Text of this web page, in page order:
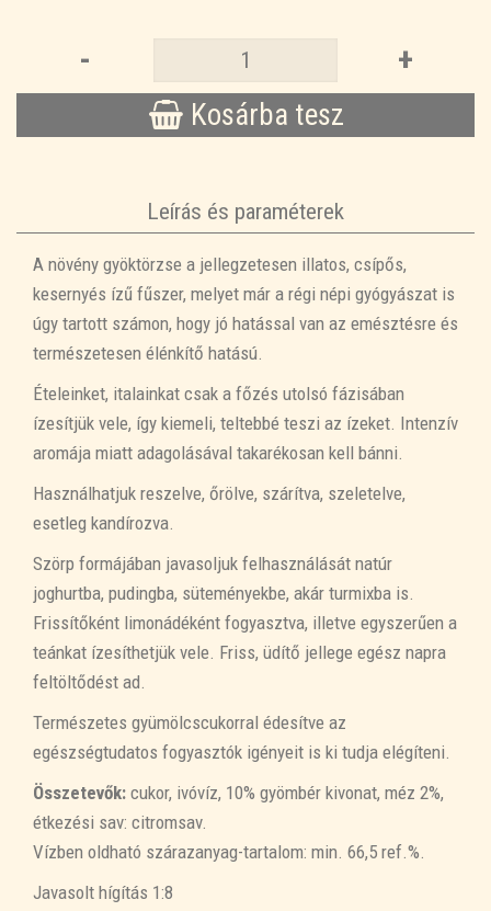
- +
Kosárba tesz
Leírás és paraméterek
A növény gyöktörzse a jellegzetesen illatos, csípős,
kesernyés ízű fűszer, melyet már a régi népi gyógyászat is
úgy tartott számon, hogy jó hatással van az emésztésre és
természetesen élénkítő hatású.
Ételeinket, italainkat csak a főzés utolsó fázisában
ízesítjük vele, így kiemeli, teltebbé teszi az ízeket. Intenzív
aromája miatt adagolásával takarékosan kell bánni.
Használhatjuk reszelve, őrölve, szárítva, szeletelve,
esetleg kandírozva.
Szörp formájában javasoljuk felhasználását natúr
joghurtba, pudingba, süteményekbe, akár turmixba is.
Frissítőként limonádéként fogyasztva, illetve egyszerűen a
teánkat ízesíthetjük vele. Friss, üdítő jellege egész napra
feltöltődést ad.
Természetes gyümölcscukorral édesítve az
egészségtudatos fogyasztók igényeit is ki tudja elégíteni.
Összetevők: cukor, ivóvíz, 10% gyömbér kivonat, méz 2%,
étkezési sav: citromsav.
Vízben oldható szárazanyag-tartalom: min. 66,5 ref.%.
Javasolt hígítás 1:8